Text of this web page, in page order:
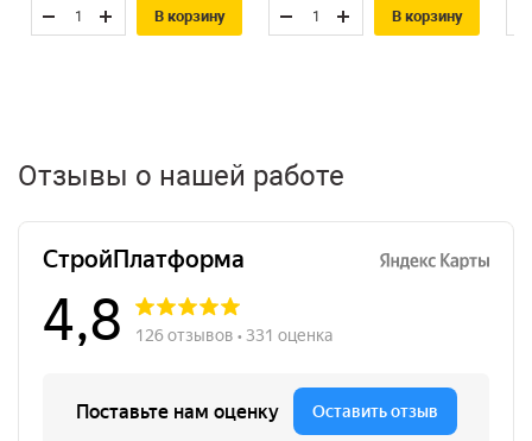
В корзину В корзину
Отзывы о нашей работе